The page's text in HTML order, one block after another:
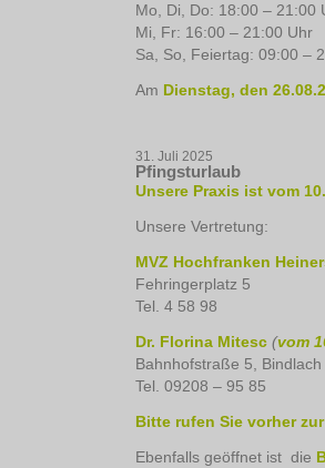
Mo, Di, Do: 18:00 – 21:00
Mi, Fr: 16:00 – 21:00 Uhr
Sa, So, Feiertag: 09:00 –
Am Dienstag, den
31. Juli 2025
Pfingsturlaub
Unsere Praxis ist vom
Unsere Vertretung:
MVZ Hochfranken
Fehringerplatz 5
Tel. 4 58 98
Dr. Florina Mitesc (vom
Bahnhofstraße 5, Bindlach
Tel. 09208 – 95 85
Bitte rufen Sie vorher
Ebenfalls geöffnet ist die